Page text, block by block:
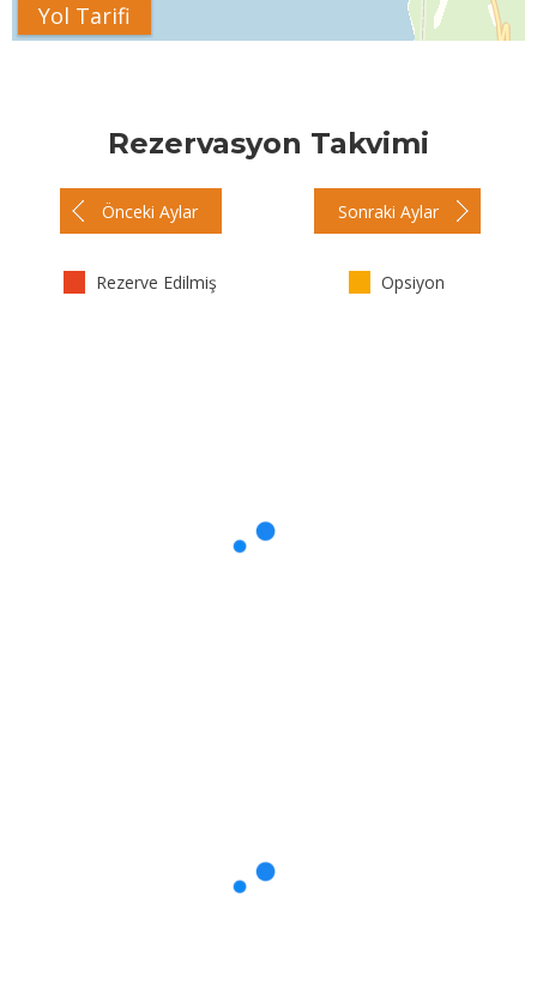
Yol Tarifi
Rezervasyon Takvimi
Önceki Aylar Sonraki Aylar
Rezerve Edilmiş Opsiyon